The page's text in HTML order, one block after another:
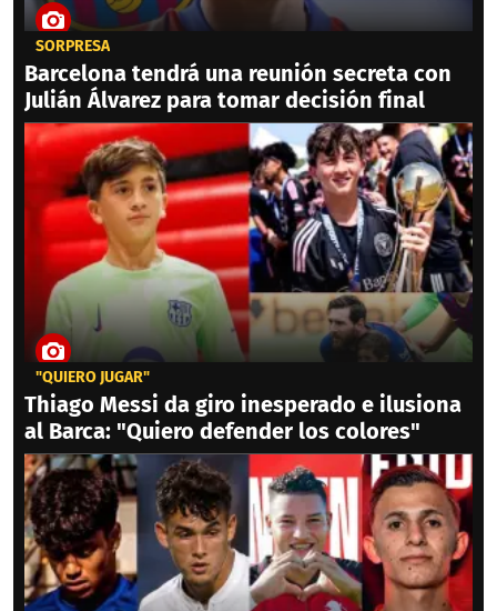
SORPRESA
Barcelona tendrá una reunión secreta con
Julián Álvarez para tomar decisión final
"QUIERO JUGAR"
Thiago Messi da giro inesperado e ilusiona
al Barca: "Quiero defender los colores"